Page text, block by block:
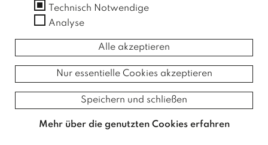
Technisch Notwendige
Analyse
Alle akzeptieren
Nur essentielle Cookies akzeptieren
Speichern und schließen
Mehr über die genutzten Cookies erfahren